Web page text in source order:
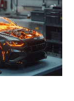
FINANCIEROS